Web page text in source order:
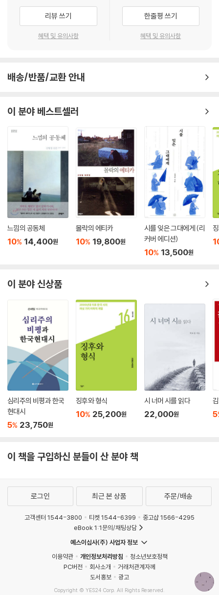
이 시가 쓰인 것으로부터 먼 훗날, 2009년에 일어난 용산 참사를 마치 예
견하기라도 하듯 김종철의 시는 이 도시에서 밀려나고 소외된 이들의 잠과
꿈을 묵살한 세상이 결국 빛을 잃은 암흑의 세상이 될 것임을 조용히 경고
한다. 시인이 꿈꾸었던 편한 잠은 아직도 우리에게는 요원한 일처럼 느껴
고 언어를 보태는 일이야말로 어쩌면 오늘의 시가 감당해야 할 몫이 아닐
에 어디서 생겼는지도 모르는 상처를 숱하게 지니게 되기도 한다. 잘 아물
어 흔적 없이 사라지는 상처도 있겠지만 대개는 흉터를 남길 것이다. 마음
에도 몸에도. 화자는 “깜짝 놀라 손을 펴 보”는데 “아직도 시퍼런 못 하
나”가 “남아 있었다”. 고해성사를 통해 못을 열심히 뽑아 왔다고 생각한 화
자였겠지만 “아직도 시퍼런 못 하나 남아 있”는 것을 보고 “내 사는 법이
못 박는 일뿐이었다”는 깨달음을 얻는다. 못은 이처럼 김종철 시인에게 운
명 같은 것이기도 하고 “사는 법”이기도 하다. 불혹을 지나 마흔다섯에 이
르러 자신의 사는 법이 못 박는 일뿐이었음을 깨달으며 못에 대한 시인의
천착과 탐구는 더욱 깊어졌을 것이다.
--- p.109, 「사는 법: 못에 관한 명상6」 중에서
저자는 시인이 문단에 이름을 알린 데뷔작 〈재봉〉을 시작으로, 임종 전에
집필한 〈시의 순례〉를 마지막에 배치하여 작품 세계의 변화를 찬찬히 추적
해 나간다. 1960년대에 등단해서 2010년대까지 끊임없이 창작해 온 시인
시적 형상화를 이루어 냈는지 탐구한다. 자연스레 이 책은 김종철이라는
긴 저자의 해설은 김종철 시인을 익히 잘 알고 있는 독자뿐 아니라 처음 접
하는 독자에게도, 김종철 시인의 시와 우리 현대사의 이면에 흐르던 사회
분위기와 소시민의 정서를 이해하는 데 친절한 길라잡이 역할을 하고 있
다.
김종철 시인의 작품 세계 발간에 즈음하여
김종철 시인이 우리 곁을 떠난 지 이제 6년이 되었다. 그럼에도 그가 여전
히 우리 곁에 있다는 느낌을, 우리와 함께 호흡하고 있다는 느낌을 떨칠 수
없다. 이는 우리 곁에 그의 시가 있기 때문이다. 김종철 시인은 우리네 평범
한 사람들이 삶을 살아가는 동안 마주해야 하는 아픔과 슬픔을, 기쁨과 즐
거움을, 부끄러움과 깨달음을 특유의 따뜻하고 살아 있는 시어로 노래함으
로써 시의 본질을 구현한 시인으로, 우리 곁을 떠났지만 그는 시를 통해 여
하지만 그가 우리 곁을 떠났다는 엄연한 사실을 어찌 끝까지 외면할 수 있
으랴. 이를 외면할 수 없기에 그와 가깝게 지내던 몇몇 사람이 모여 ‘김종철
시인 기념 사업회’를 결성했고, 시인의 살아생전 창작 활동과 관련하여 나
름의 정리 작업을 시도하자는 데 뜻을 모은 것이 오래전이다. 네 해 전에 가
족의 도움을 받아 이숭원 교수가 주관하여 출간한 『김종철 시 전집』(문학
수첩, 2016)은 그와 같은 작업의 결실 가운데 하나다.
김종철 시인 기념 사업회는 여기서 그치지 않고 시인의 작품 세계에 대한
이제까지의 논의를 정리하는 작업과 함께 새로운 논의를 촉진하기 위한 시
도를 병행하기로 뜻을 모았다. 그러한 작업의 일환으로 우선 이제까지 이
어져 온 김종철 시인의 작품 세계에 대한 논의를 정리하여 매년 한 권씩 소
책자 형태로 발간하기로 했다. 그리고 그런 작업의 첫 결실로 앞세우고자
하는 것이 김종철 시인과 둘도 없는 친구 사이였던 김재홍 교수의 김종철
수의 평론집과 같이 논자별로 논의를 모으는 형태로 이루어질 것이며, 필
요에 따라 여러 논객의 글을 하나로 묶는 형태로도 진행될 것이다. 아울러,
새로운 비평적 안목을 통해 새롭게 시인의 작품을 읽고 평하는 작업을 장
려하는 일에도 최선을 다할 것이며, 이 같은 일이 결실을 맺을 때마다 이번
에 시작하는 시리즈 발간 작업을 통해 선보이고자 한다.
많은 분들의 애정 어린 관심과 질책과 지도를 온 마음으로 기대한다.
2020년 5월 말 그 하루 무덥던 날에 김종철 기념 사업회의 이름으로 장경
리뷰 쓰기
혜택 및 유의사항
한줄평 쓰기
혜택 및 유의사항
배송/반품/교환 안내
이 분야 베스트셀러
느낌의 공동체
10% 14,400원
몰락의 에티카
10% 19,800원
시를 잊은 그대에게 (리
커버 에디션)
10% 13,500원
이 분야 신상품
심리주의 비평과 한국
현대시
5% 23,750원
징후와 형식
10% 25,200원
시 너머 시를 읽다
22,000원 5
이 책을 구입하신 분들이 산 분야 책
로그인 최근 본 상품 주문/배송
고객센터 1544-3800 티켓 1544-6399
중고샵 1566-4295
eBook 1:1문의/채팅상담
예스이십사(주) 사업자 정보
이용약관
개인정보처리방침
청소년보호정책
PC버전
회사소개
거래처관계자께
도서홍보
광고
Copyright © YES24 Corp. All Rights Reserved.